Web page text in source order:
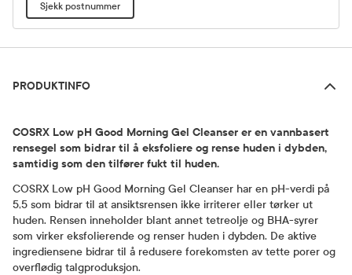
Sjekk postnummer
PRODUKTINFO
COSRX Low pH Good Morning Gel Cleanser er en vannbasert
rensegel som bidrar til å eksfoliere og rense huden i dybden,
samtidig som den tilfører fukt til huden.
COSRX Low pH Good Morning Gel Cleanser har en pH-verdi på
5,5 som bidrar til at ansiktsrensen ikke irriterer eller tørker ut
huden. Rensen inneholder blant annet tetreolje og BHA-syrer
som virker eksfolierende og renser huden i dybden. De aktive
ingrediensene bidrar til å redusere forekomsten av tette porer og
overflødig talgproduksjon.